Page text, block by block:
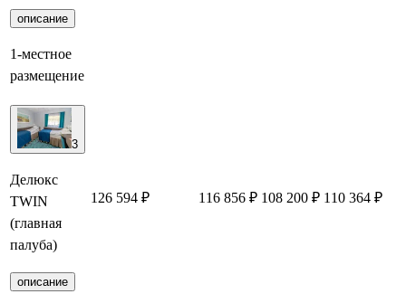
описание
1-местное
размещение
3
Делюкс
TWIN
(главная
палуба)
описание
126 594 ₽ 116 856 ₽ 108 200 ₽ 110 364 ₽